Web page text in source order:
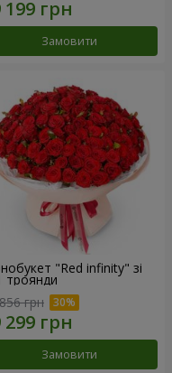
Замовити
"Red infinity" зі
троянди
грн
Замовити